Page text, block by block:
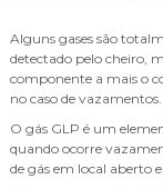
Alguns gases são
detectado pelo cheiro,
componente a mais o
no caso de vazamentos.
O gás GLP é um
quando ocorre
de gás em local aberto